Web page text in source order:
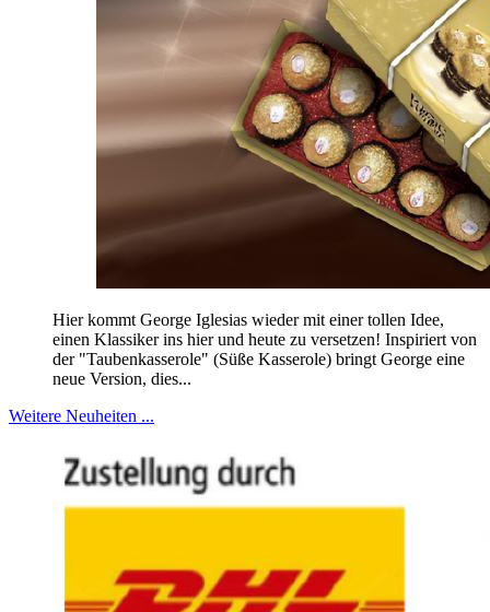
Hier kommt George Iglesias wieder mit einer tollen Idee,
einen Klassiker ins hier und heute zu versetzen! Inspiriert von
der "Taubenkasserole" (Süße Kasserole) bringt George eine
neue Version, dies...
Weitere Neuheiten ...